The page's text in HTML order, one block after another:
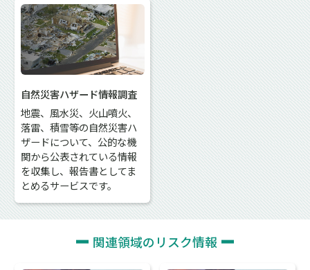
自然災害ハザード情報調査
地震、風水災、火山噴火、
落雷、積雪等の自然災害ハ
ザードについて、公的な機
関から公表されている情報
を収集し、報告書としてま
とめるサービスです。
関連領域のリスク情報